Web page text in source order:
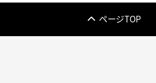
ページTOP